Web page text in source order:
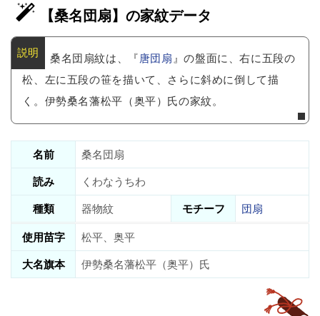
【桑名団扇】の家紋データ
桑名団扇紋は、『唐団扇』の盤面に、右に五段の
松、左に五段の笹を描いて、さらに斜めに倒して描
く。伊勢桑名藩松平（奥平）氏の家紋。
名前
桑名団扇
読み
くわなうちわ
種類
器物紋 モチーフ
団扇
使用苗字
松平、奥平
大名旗本
伊勢桑名藩松平（奥平）氏